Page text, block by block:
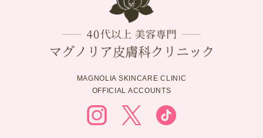
MAGNOLIA SKINCARE CLINIC
OFFICIAL ACCOUNTS